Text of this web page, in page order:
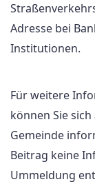
Adresse bei
Institutionen.
Für weitere
können Sie
Gemeinde
Beitrag keine
Ummeldung